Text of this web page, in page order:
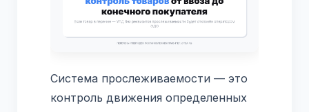
Система прослеживаемости — это
контроль движения определенных